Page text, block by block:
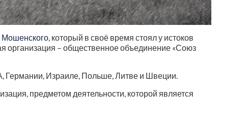
, который в своё время стоял у истоков
организация – общественное объединение «Союз
Германии, Израиле, Польше, Литве и Швеции.
предметом деятельности, которой является